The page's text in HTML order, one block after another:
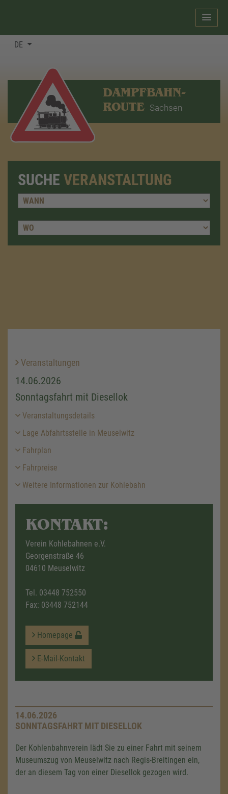
DE
DAMPFBAHN-
ROUTE Sachsen
SUCHE VERANSTALTUNG
Veranstaltungen
14.06.2026
Sonntagsfahrt mit Diesellok
Veranstaltungsdetails
Lage Abfahrtsstelle in Meuselwitz
Fahrplan
Fahrpreise
Weitere Informationen zur Kohlebahn
KONTAKT:
Verein Kohlebahnen e.V.
Georgenstraße 46
04610 Meuselwitz
Tel. 03448 752550
Fax: 03448 752144
Homepage
E-Mail-Kontakt
14.06.2026
SONNTAGSFAHRT MIT DIESELLOK
Der Kohlenbahnverein lädt Sie zu einer Fahrt mit seinem
Museumszug von Meuselwitz nach Regis-Breitingen ein,
der an diesem Tag von einer Diesellok gezogen wird.